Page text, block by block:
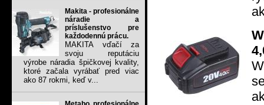
Makita - profesionálne
náradie a
príslušenstvo pre
každodennú prácu.
MAKITA vďačí za
svoju reputáciu
výrobe náradia špičkovej kvality,
ktoré začala vyrábať pred viac
ako 87 rokmi, keď v...